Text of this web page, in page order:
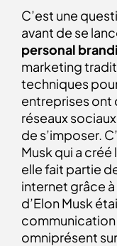
C’est une
avant de se
personal
marketing
techniques
entreprises ont
réseaux
de s’imposer.
Musk qui a créé
elle fait partie
internet grâce
d’Elon Musk
communication
omniprésent